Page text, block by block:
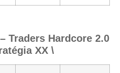
Traders Hardcore 2.0
XX \